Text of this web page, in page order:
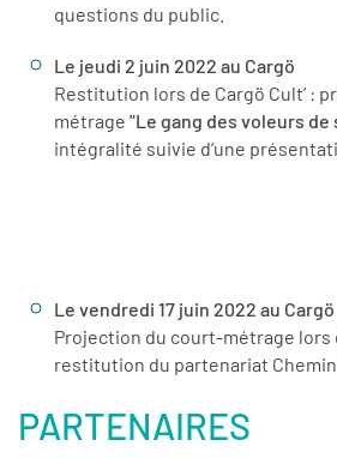
questions du public.
Le jeudi 2 juin 2022 au Cargö
Restitution lors de Cargö Cult’ :
métrage "Le gang des voleurs de
intégralité suivie d’une
Le vendredi 17 juin 2022 au Cargö
Projection du court-métrage lors
restitution du partenariat
PARTENAIRES